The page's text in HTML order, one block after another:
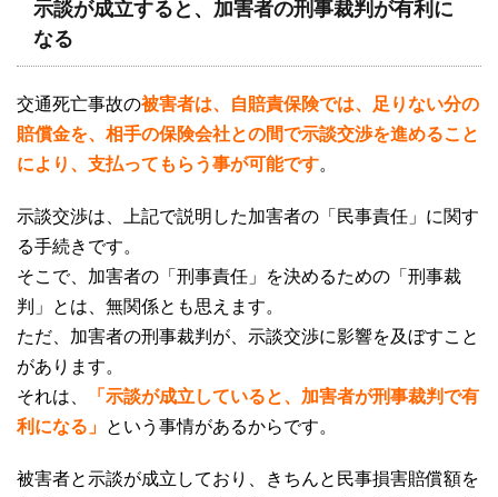
示談が成立すると、加害者の刑事裁判が有利に
なる
交通死亡事故の被害者は、自賠責保険では、足りない分の
賠償金を、相手の保険会社との間で示談交渉を進めること
により、支払ってもらう事が可能です。
示談交渉は、上記で説明した加害者の「民事責任」に関す
る手続きです。
そこで、加害者の「刑事責任」を決めるための「刑事裁
判」とは、無関係とも思えます。
ただ、加害者の刑事裁判が、示談交渉に影響を及ぼすこと
があります。
それは、
「示談が成立していると、加害者が刑事裁判で有
利になる」 という事情があるからです。
被害者と示談が成立しており、きちんと民事損害賠償額を